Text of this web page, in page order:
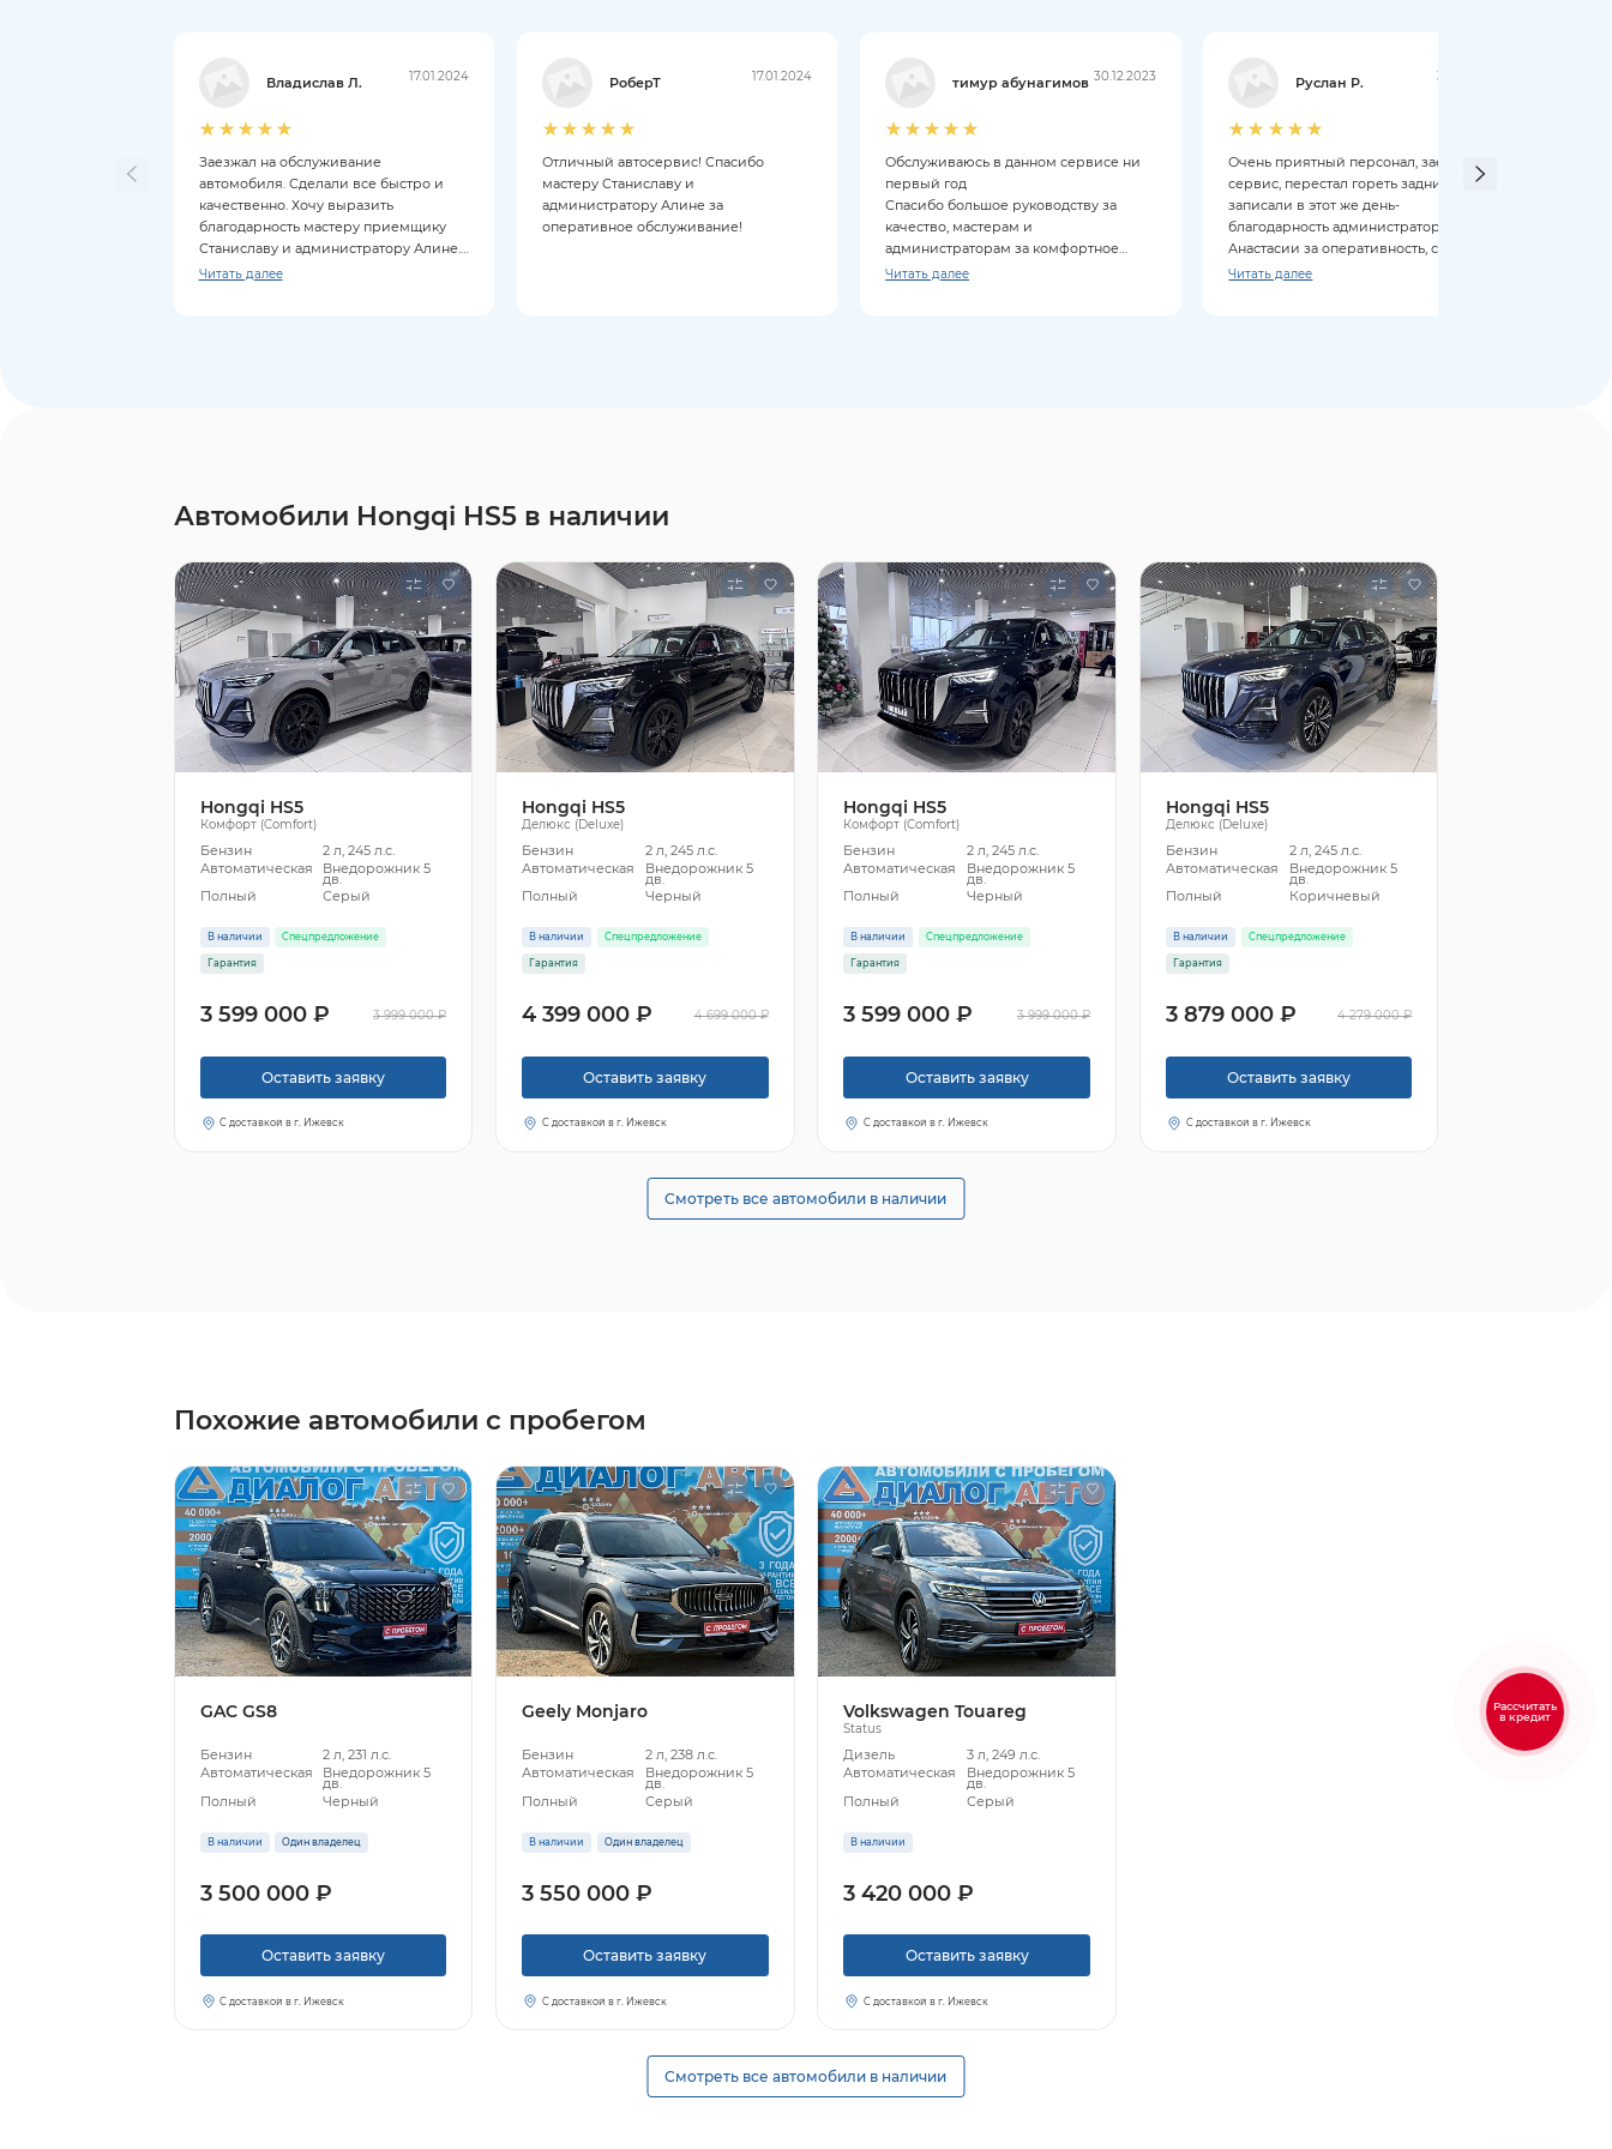
Владислав Л. 17.01.2024
Заезжал на обслуживание
автомобиля. Сделали все быстро и
качественно. Хочу выразить
благодарность мастеру приемщику
Станиславу и администратору Алине.
Все объяснили, ответили на все
Читать далее
РоберТ 17.01.2024
Отличный автосервис! Спасибо
мастеру Станиславу и
администратору Алине за
оперативное обслуживание!
тимур абунагимов 30.12.2023
Обслуживаюсь в данном сервисе ни
первый год
Спасибо большое руководству за
качество, мастерам и
администраторам за комфортное
обслуживание
Читать далее
Руслан Р. 30.12.2023
Очень приятный персонал, заезжал в
сервис, перестал гореть задний ход,
записали в этот же день-
благодарность администратору
Анастасии за оперативность, сделали
очень быстро, спасибо мастеру
Читать далее
Автомобили Hongqi HS5 в наличии
Hongqi HS5
Комфорт (Comfort)
Бензин
2 л, 245 л.с.
Автоматическая
Внедорожник 5
дв.
Полный
Серый
В наличии Спецпредложение
Гарантия
3 599 000 ₽ 3 999 000 ₽
Оставить заявку
С доставкой в г. Ижевск
Hongqi HS5
Делюкс (Deluxe)
Бензин
2 л, 245 л.с.
Автоматическая
Внедорожник 5
дв.
Полный
Черный
В наличии Спецпредложение
Гарантия
4 399 000 ₽ 4 699 000 ₽
Оставить заявку
С доставкой в г. Ижевск
Hongqi HS5
Комфорт (Comfort)
Бензин
2 л, 245 л.с.
Автоматическая
Внедорожник 5
дв.
Полный
Черный
В наличии Спецпредложение
Гарантия
3 599 000 ₽ 3 999 000 ₽
Оставить заявку
С доставкой в г. Ижевск
Hongqi HS5
Делюкс (Deluxe)
Бензин
2 л, 245 л.с.
Автоматическая
Внедорожник 5
дв.
Полный
Коричневый
В наличии Спецпредложение
Гарантия
3 879 000 ₽ 4 279 000 ₽
Оставить заявку
С доставкой в г. Ижевск
Смотреть все автомобили в наличии
Похожие автомобили с пробегом
GAC GS8
Бензин
2 л, 231 л.с.
Автоматическая
Внедорожник 5
дв.
Полный
Черный
В наличии Один владелец
3 500 000 ₽
Оставить заявку
С доставкой в г. Ижевск
Geely Monjaro
Бензин
2 л, 238 л.с.
Автоматическая
Внедорожник 5
дв.
Полный
Серый
В наличии Один владелец
3 550 000 ₽
Оставить заявку
С доставкой в г. Ижевск
Volkswagen Touareg
Status
Дизель
3 л, 249 л.с.
Автоматическая
Внедорожник 5
дв.
Полный
Серый
В наличии
3 420 000 ₽
Оставить заявку
С доставкой в г. Ижевск
Смотреть все автомобили в наличии
Рассчитать
в кредит